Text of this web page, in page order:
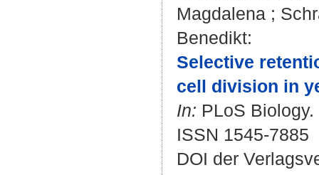
Magdalena ;
Benedikt:
Selective
cell division in
In: PLoS
ISSN 1545-7885
DOI der